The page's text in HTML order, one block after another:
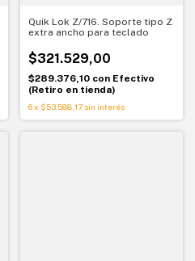
Quik Lok Z/716. Soporte tipo Z
extra ancho para teclado
$321.529,00
$289.376,10 con Efectivo
(Retiro en tienda)
6 x $53.588,17 sin interés